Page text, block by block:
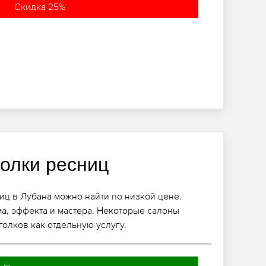
Скидка 25%
ресниц
в Лубана можно найти по низкой цене.
эффекта и мастера. Некоторые салоны
как отдельную услугу.